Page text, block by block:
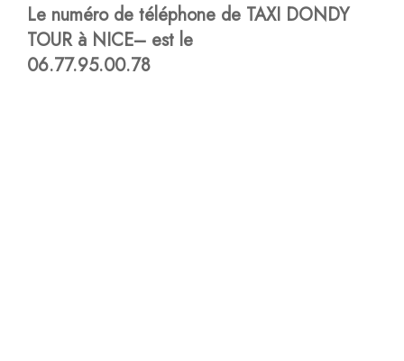
Le numéro de téléphone de TAXI DONDY
TOUR à NICE– est le
06.77.95.00.78